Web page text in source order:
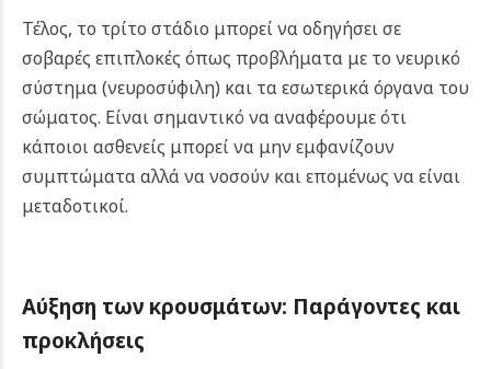
Τέλος, το τρίτο στάδιο μπορεί να οδηγήσει σε
σοβαρές επιπλοκές όπως προβλήματα με το νευρικό
σύστημα (νευροσύφιλη) και τα εσωτερικά όργανα του
σώματος. Είναι σημαντικό να αναφέρουμε ότι
κάποιοι ασθενείς μπορεί να μην εμφανίζουν
συμπτώματα αλλά να νοσούν και επομένως να είναι
μεταδοτικοί.
Αύξηση των κρουσμάτων: Παράγοντες και
προκλήσεις